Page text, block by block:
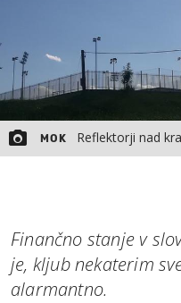
MOK Reflektorji nad
Finančno stanje v
je, kljub nekaterim
alarmantno.